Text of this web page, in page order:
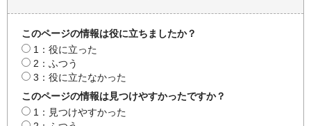
このページの情報は役に立ちましたか？
1：役に立った
2：ふつう
3：役に立たなかった
このページの情報は見つけやすかったですか？
1：見つけやすかった